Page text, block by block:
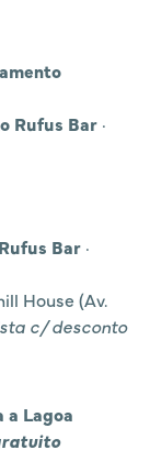
Rufus Bar ·
Bar ·
House (Av.
c/ desconto
Lagoa